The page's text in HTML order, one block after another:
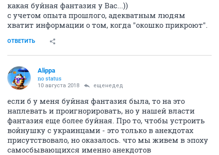
какая буйная фантазия у Вас...))
с учетом опыта прошлого, адекватным людям
хватит информации о том, когда "окошко прикроют".
ОТВЕТИТЬ
Alippa
no status
10 августа 2018 ещенедед
если б у меня буйная фантазия была, то на это
наплевать и проигнорировать, но у нашей власти
фантазия еще более буйная. Про то, чтобы устроить
войнушку с украинцами - это только в анекдотах
присутствовало, но оказалось. что мы живем в эпоху
самосбывающихся именно анекдотов